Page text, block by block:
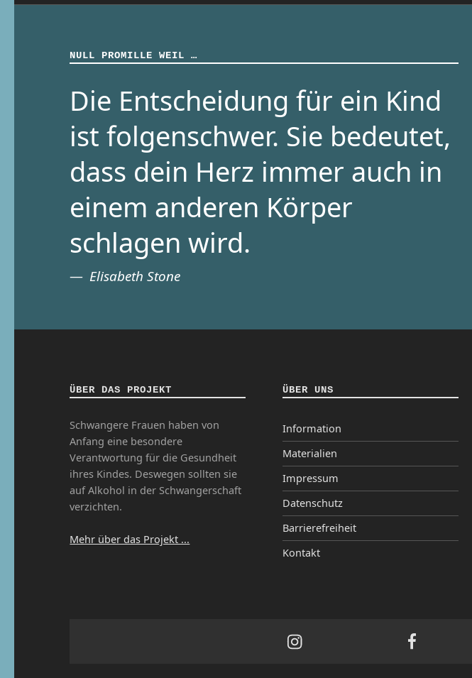
NULL PROMILLE WEIL …
Die Entscheidung für ein Kind
ist folgenschwer. Sie bedeutet,
dass dein Herz immer auch in
einem anderen Körper
schlagen wird.
Elisabeth Stone
ÜBER DAS PROJEKT
Schwangere Frauen haben von
Anfang eine besondere
Verantwortung für die Gesundheit
ihres Kindes. Deswegen sollten sie
auf Alkohol in der Schwangerschaft
verzichten.
Mehr über das Projekt ...
ÜBER UNS
Information
Materialien
Impressum
Datenschutz
Barrierefreiheit
Kontakt